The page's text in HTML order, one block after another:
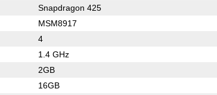
Snapdragon 425
MSM8917
4
1.4 GHz
2GB
16GB